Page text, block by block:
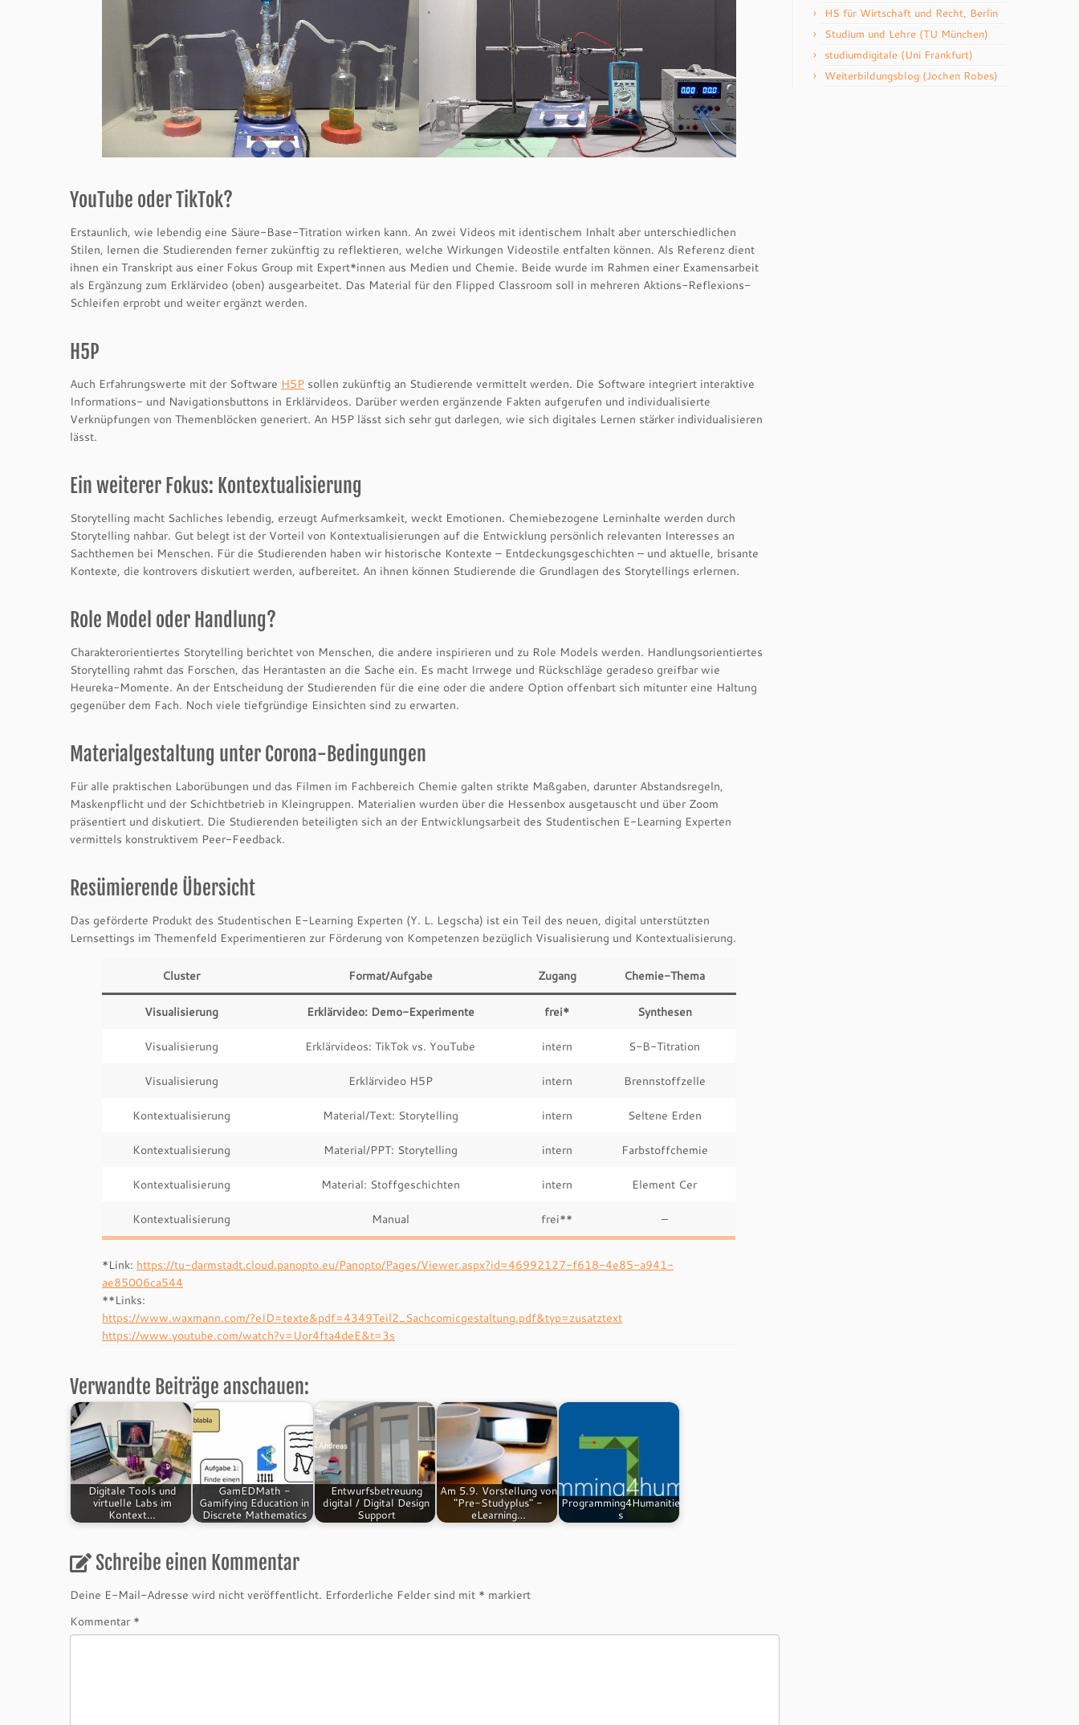
YouTube oder TikTok?
Erstaunlich, wie lebendig eine Säure-Base-Titration wirken kann. An zwei Videos mit identischem Inhalt aber unterschiedlichen
Stilen, lernen die Studierenden ferner zukünftig zu reflektieren, welche Wirkungen Videostile entfalten können. Als Referenz dient
ihnen ein Transkript aus einer Fokus Group mit Expert*innen aus Medien und Chemie. Beide wurde im Rahmen einer Examensarbeit
als Ergänzung zum Erklärvideo (oben) ausgearbeitet. Das Material für den Flipped Classroom soll in mehreren Aktions-Reflexions-
Schleifen erprobt und weiter ergänzt werden.
H5P
Auch Erfahrungswerte mit der Software H5P sollen zukünftig an Studierende vermittelt werden. Die Software integriert interaktive
Informations- und Navigationsbuttons in Erklärvideos. Darüber werden ergänzende Fakten aufgerufen und individualisierte
Verknüpfungen von Themenblöcken generiert. An H5P lässt sich sehr gut darlegen, wie sich digitales Lernen stärker individualisieren
lässt.
Ein weiterer Fokus: Kontextualisierung
Storytelling macht Sachliches lebendig, erzeugt Aufmerksamkeit, weckt Emotionen. Chemiebezogene Lerninhalte werden durch
Storytelling nahbar. Gut belegt ist der Vorteil von Kontextualisierungen auf die Entwicklung persönlich relevanten Interesses an
Sachthemen bei Menschen. Für die Studierenden haben wir historische Kontexte – Entdeckungsgeschichten – und aktuelle, brisante
Kontexte, die kontrovers diskutiert werden, aufbereitet. An ihnen können Studierende die Grundlagen des Storytellings erlernen.
Role Model oder Handlung?
Charakterorientiertes Storytelling berichtet von Menschen, die andere inspirieren und zu Role Models werden. Handlungsorientiertes
Storytelling rahmt das Forschen, das Herantasten an die Sache ein. Es macht Irrwege und Rückschläge geradeso greifbar wie
Heureka-Momente. An der Entscheidung der Studierenden für die eine oder die andere Option offenbart sich mitunter eine Haltung
gegenüber dem Fach. Noch viele tiefgründige Einsichten sind zu erwarten.
Materialgestaltung unter Corona-Bedingungen
Für alle praktischen Laborübungen und das Filmen im Fachbereich Chemie galten strikte Maßgaben, darunter Abstandsregeln,
Maskenpflicht und der Schichtbetrieb in Kleingruppen. Materialien wurden über die Hessenbox ausgetauscht und über Zoom
präsentiert und diskutiert. Die Studierenden beteiligten sich an der Entwicklungsarbeit des Studentischen E-Learning Experten
vermittels konstruktivem Peer-Feedback.
Resümierende Übersicht
Das geförderte Produkt des Studentischen E-Learning Experten (Y. L. Legscha) ist ein Teil des neuen, digital unterstützten
Lernsettings im Themenfeld Experimentieren zur Förderung von Kompetenzen bezüglich Visualisierung und Kontextualisierung.
Cluster Format/Aufgabe Zugang Chemie-Thema
Visualisierung Erklärvideo: Demo-Experimente frei* Synthesen
Visualisierung Erklärvideos: TikTok vs. YouTube intern S-B-Titration
Visualisierung Erklärvideo H5P intern Brennstoffzelle
Kontextualisierung Material/Text: Storytelling intern Seltene Erden
Kontextualisierung Material/PPT: Storytelling intern Farbstoffchemie
Kontextualisierung Material: Stoffgeschichten intern Element Cer
Kontextualisierung Manual frei** –
*Link: https://tu-darmstadt.cloud.panopto.eu/Panopto/Pages/Viewer.aspx?id=46992127-f618-4e85-a941-
ae85006ca544
**Links:
https://www.waxmann.com/?eID=texte&pdf=4349Teil2_Sachcomicgestaltung.pdf&typ=zusatztext
https://www.youtube.com/watch?v=Uor4fta4deE&t=3s
Verwandte Beiträge anschauen:
Digitale Tools und
virtuelle Labs im
Kontext…
GamEDMath -
Gamifying Education in
Discrete Mathematics
Entwurfsbetreuung
digital / Digital Design
Support
Am 5.9. Vorstellung von
"Pre-Studyplus" -
eLearning…
Programming4Humanitie
s
Schreibe einen Kommentar
Deine E-Mail-Adresse wird nicht veröffentlicht. Erforderliche Felder sind mit * markiert
Kommentar *
HS für Wirtschaft und Recht, Berlin
Studium und Lehre (TU München)
studiumdigitale (Uni Frankfurt)
Weiterbildungsblog (Jochen Robes)